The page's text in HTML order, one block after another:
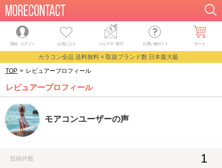
登録・ログイン お気に入り メルマガ・割引 お買い物ガイド カート
カラコン全品 送料無料 × 取扱ブランド数 日本最大級
TOP > レビュアープロフィール
レビュアープロフィール
モアコンユーザーの声
投稿件数 1